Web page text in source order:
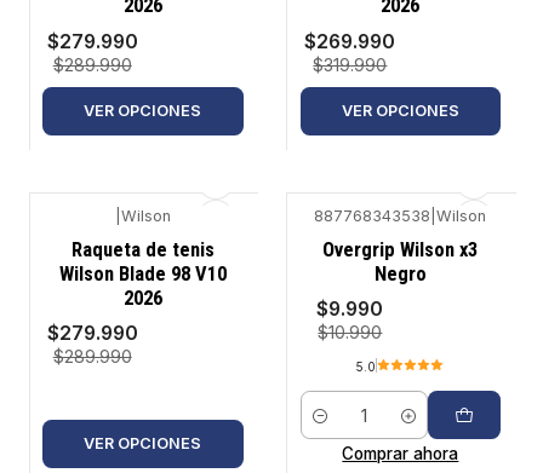
2026
$279.990
$289.990
VER OPCIONES
2026
$269.990
$319.990
VER OPCIONES
-3%
Wilson
Raqueta de tenis
Wilson Blade 98 V10
2026
$279.990
$289.990
VER OPCIONES
-9%
887768343538 |Wilson
Overgrip Wilson x3
Negro
$9.990
$10.990
5.0
Cantidad
Comprar ahora